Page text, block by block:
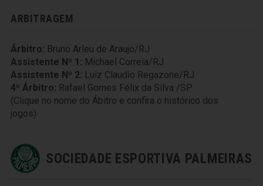
ARBITRAGEM
Árbitro: Bruno Arleu de Araujo/RJ
Assistente Nº 1: Michael Correia/RJ
Assistente Nº 2: Luiz Claudio Regazone/RJ
4º Árbitro: Rafael Gomes Félix da Silva /SP
(Clique no nome do Ábitro e confira o histórico dos
jogos)
SOCIEDADE ESPORTIVA PALMEIRAS